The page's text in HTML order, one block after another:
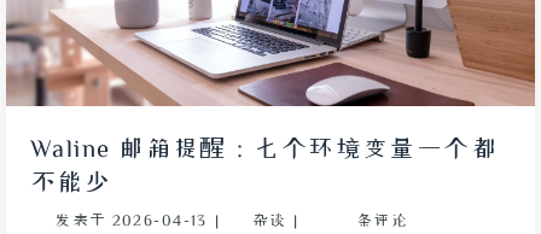
SMTP 凭据、邮箱列表）均存入 GitHub Secrets 以保
护隐私。文章还给出了完整的 YAML 工作流配置和
Python 脚本示例，支持自定义邮件模板标签。最后，
创建的 Secrets 参数，方便读者 Fork 仓库后直接使
用。该方案实现了真正的不重复邮箱推送，适用于任何
拥有 RSS 输出的静态博客。
Waline 邮箱提醒：七个环境变量一个都
不能少
发表于 2026-04-13 | 杂谈 | 条评论